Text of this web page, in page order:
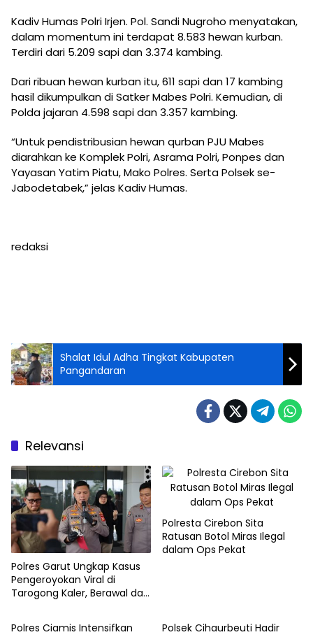
Kadiv Humas Polri Irjen. Pol. Sandi Nugroho menyatakan,
dalam momentum ini terdapat 8.583 hewan kurban.
Terdiri dari 5.209 sapi dan 3.374 kambing.
Dari ribuan hewan kurban itu, 611 sapi dan 17 kambing
hasil dikumpulkan di Satker Mabes Polri. Kemudian, di
Polda jajaran 4.598 sapi dan 3.357 kambing.
“Untuk pendistribusian hewan qurban PJU Mabes
diarahkan ke Komplek Polri, Asrama Polri, Ponpes dan
Yayasan Yatim Piatu, Mako Polres. Serta Polsek se-
Jabodetabek,” jelas Kadiv Humas.
redaksi
Shalat Idul Adha Tingkat Kabupaten
Pangandaran
Relevansi
Polres Garut Ungkap Kasus
Pengeroyokan Viral di
Tarogong Kaler, Berawal dari
Polresta Cirebon Sita
Ratusan Botol Miras Ilegal
dalam Ops Pekat
Polres Ciamis Intensifkan
Polsek Cihaurbeuti Hadir